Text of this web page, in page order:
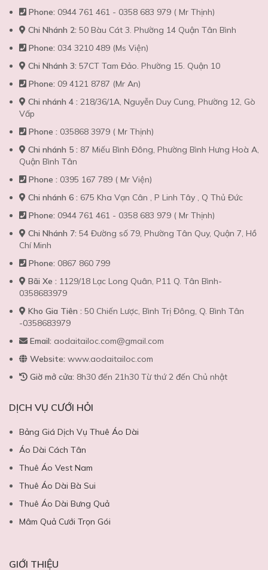
Phone: 0944 761 461 - 0358 683 979 ( Mr Thịnh)
Chi Nhánh 2: 50 Bàu Cát 3. Phường 14 Quận Tân Bình
Phone: 034 3210 489 (Ms Viện)
Chi Nhánh 3: 57CT Tam Đảo. Phường 15. Quận 10
Phone: 09 4121 8787 (Mr An)
Chi nhánh 4 : 218/36/1A, Nguyễn Duy Cung, Phường 12, Gò
Vấp
Phone : 035868 3979 ( Mr Thịnh)
Chi nhánh 5 : 87 Miếu Bình Đông, Phường Bình Hưng Hoà A,
Quận Bình Tân
Phone : 0395 167 789 ( Mr Viện)
Chi nhánh 6 : 675 Kha Vạn Cân , P Linh Tây , Q Thủ Đức
Phone: 0944 761 461 - 0358 683 979 ( Mr Thịnh)
Chi Nhánh 7: 54 Đường số 79, Phường Tân Quy, Quận 7, Hồ
Chí Minh
Phone: 0867 860 799
Bãi Xe : 1129/18 Lạc Long Quân, P11 Q. Tân Bình-
0358683979
Kho Gia Tiên : 50 Chiến Lược, Bình Trị Đông, Q. Bình Tân
-0358683979
Email: aodaitailoc.com@gmail.com
Website: www.aodaitailoc.com
Giờ mở cửa: 8h30 đến 21h30 Từ thứ 2 đến Chủ nhật
DỊCH VỤ CƯỚI HỎI
Bảng Giá Dịch Vụ Thuê Áo Dài
Áo Dài Cách Tân
Thuê Áo Vest Nam
Thuê Áo Dài Bà Sui
Thuê Áo Dài Bưng Quả
Mâm Quả Cưới Trọn Gói
GIỚI THIỆU